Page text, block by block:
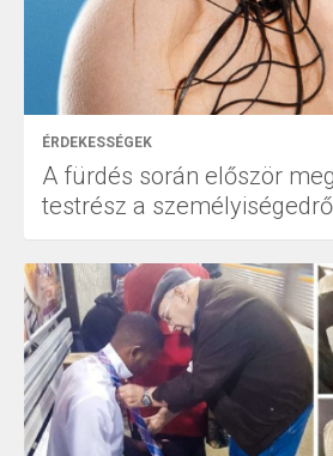
ÉRDEKESSÉGEK
A fürdés során először
testrész a